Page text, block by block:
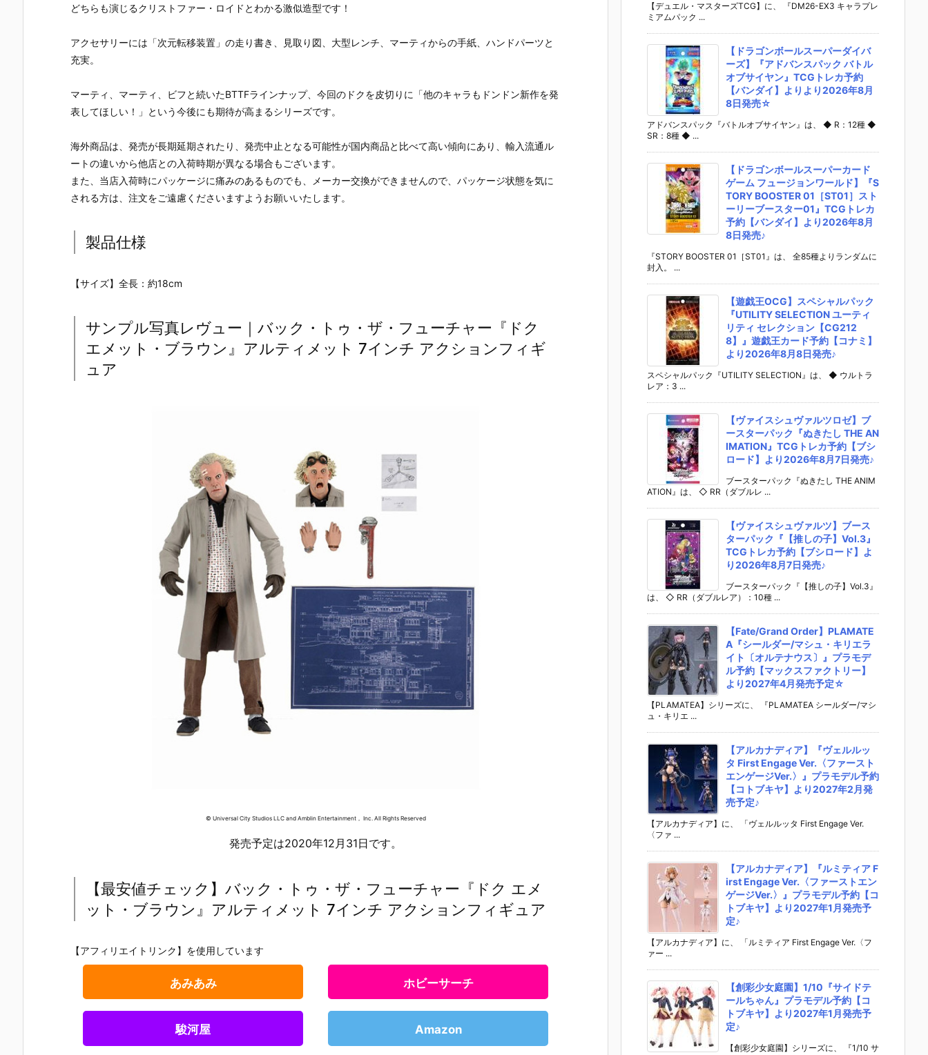
どちらも演じるクリストファー・ロイドとわかる激似造型です！
アクセサリーには「次元転移装置」の走り書き、見取り図、大型レンチ、マーティからの手紙、ハンドパーツと
充実。
マーティ、マーティ、ビフと続いたBTTFラインナップ、今回のドクを皮切りに「他のキャラもドンドン新作を発
表してほしい！」という今後にも期待が高まるシリーズです。
海外商品は、発売が長期延期されたり、発売中止となる可能性が国内商品と比べて高い傾向にあり、輸入流通ル
ートの違いから他店との入荷時期が異なる場合もございます。
また、当店入荷時にパッケージに痛みのあるものでも、メーカー交換ができませんので、パッケージ状態を気に
される方は、注文をご遠慮くださいますようお願いいたします。
製品仕様
【サイズ】全長：約18cm
サンプル写真レヴュー｜バック・トゥ・ザ・フューチャー『ドク
エメット・ブラウン』アルティメット 7インチ アクションフィギ
ュア
© Universal City Studios LLC and Amblin Entertainment， Inc. All Rights Reserved
発売予定は2020年12月31日です。
【最安値チェック】バック・トゥ・ザ・フューチャー『ドク エメ
ット・ブラウン』アルティメット 7インチ アクションフィギュア
【アフィリエイトリンク】を使用しています
あみあみ ホビーサーチ
駿河屋 Amazon
【デュエル・マスターズTCG】に、 『DM26-EX3 キャラプレ
ミアムパック ...
【ドラゴンボールスーパーダイバ
ーズ】『アドバンスパック バトル
オブサイヤン』TCGトレカ予約
【バンダイ】よりより2026年8月
8日発売☆
アドバンスパック『バトルオブサイヤン』は、 ◆ R：12種 ◆
SR：8種 ◆ ...
【ドラゴンボールスーパーカード
ゲーム フュージョンワールド】『S
TORY BOOSTER 01［ST01］スト
ーリーブースター01』TCGトレカ
予約【バンダイ】より2026年8月
8日発売♪
『STORY BOOSTER 01［ST01』は、 全85種よりランダムに
封入。 ...
【遊戯王OCG】スペシャルパック
『UTILITY SELECTION ユーティ
リティ セレクション【CG212
8】』遊戯王カード予約【コナミ】
より2026年8月8日発売♪
スペシャルパック『UTILITY SELECTION』は、 ◆ ウルトラ
レア：3 ...
【ヴァイスシュヴァルツロゼ】ブ
ースターパック『ぬきたし THE AN
IMATION』TCGトレカ予約【ブシ
ロード】より2026年8月7日発売♪
ブースターパック『ぬきたし THE ANIM
ATION』は、 ◇ RR（ダブルレ ...
【ヴァイスシュヴァルツ】ブース
ターパック『【推しの子】Vol.3』
TCGトレカ予約【ブシロード】よ
り2026年8月7日発売♪
ブースターパック『【推しの子】Vol.3』
は、 ◇ RR（ダブルレア）：10種 ...
【Fate/Grand Order】PLAMATE
A『シールダー/マシュ・キリエラ
イト〔オルテナウス〕』プラモデ
ル予約【マックスファクトリー】
より2027年4月発売予定☆
【PLAMATEA】シリーズに、 『PLAMATEA シールダー/マシ
ュ・キリエ ...
【アルカナディア】『ヴェルルッ
タ First Engage Ver.〈ファースト
エンゲージVer.〉』プラモデル予約
【コトブキヤ】より2027年2月発
売予定♪
【アルカナディア】に、 「ヴェルルッタ First Engage Ver.
〈ファ ...
【アルカナディア】『ルミティア F
irst Engage Ver.〈ファーストエン
ゲージVer.〉』プラモデル予約【コ
トブキヤ】より2027年1月発売予
定♪
【アルカナディア】に、 「ルミティア First Engage Ver.〈フ
ァー ...
【創彩少女庭園】1/10『サイドテ
ールちゃん』プラモデル予約【コ
トブキヤ】より2027年1月発売予
定♪
【創彩少女庭園】シリーズに、 『1/10 サ